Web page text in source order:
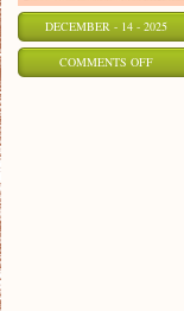
DECEMBER - 14 - 2025
COMMENTS OFFON